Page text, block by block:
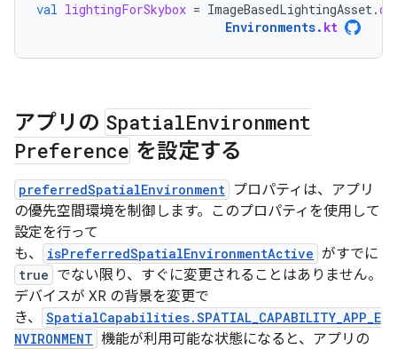
val lightingForSkybox = ImageBasedLightingAsset.
Environments. kt
アプリの SpatialEnvironment
Preference を設定する
preferredSpatialEnvironment プロパティは、アプリ
の優先空間環境を制御します。このプロパティを使用して
設定を行って
も、
isPreferredSpatialEnvironmentActive がすでに
true でない限り、すぐに変更されることはありません。
デバイスが XR の背景を変更で
き、
SpatialCapabilities.SPATIAL_CAPABILITY_APP_E
NVIRONMENT 機能が利用可能な状態になると、アプリの